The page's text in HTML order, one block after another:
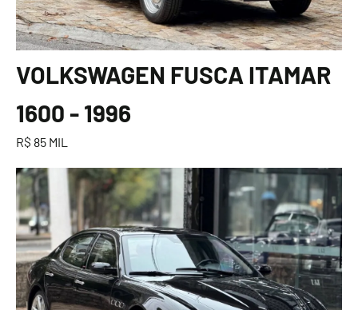
VOLKSWAGEN FUSCA ITAMAR
1600 - 1996
R$ 85 MIL